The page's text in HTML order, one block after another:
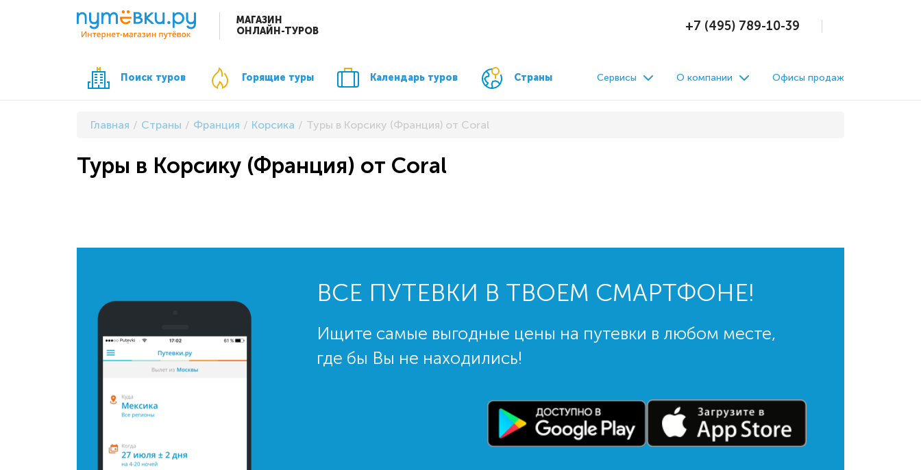
МАГАЗИН
ОНЛАЙН-ТУРОВ
+7 (495) 789-10-39
Поиск туров Горящие туры Календарь туров Страны Сервисы О компании Офисы продаж
Главная Страны Франция Корсика Туры в Корсику (Франция) от Coral
Туры в Корсику (Франция) от Coral
ВСЕ ПУТЕВКИ В ТВОЕМ СМАРТФОНЕ!
Ищите самые выгодные цены на путевки в любом месте,
где бы Вы не находились!